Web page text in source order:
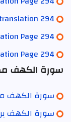
294
Page 294
Page 294
سورة الكهف
سورة الكهف
سورة الكهف